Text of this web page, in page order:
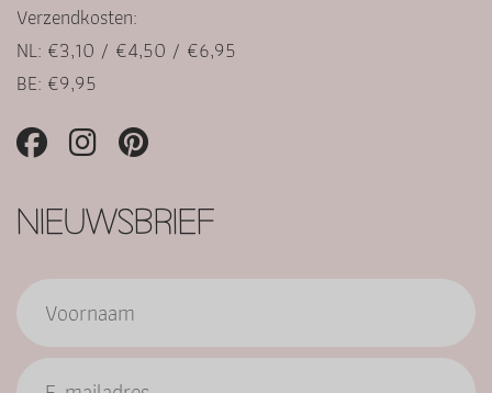
Verzendkosten:
NL: €3,10 / €4,50 / €6,95
BE: €9,95
NIEUWSBRIEF